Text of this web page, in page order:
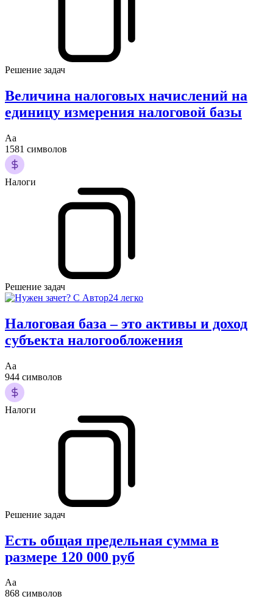
Решение задач
Величина налоговых начислений на
единицу измерения налоговой базы
Аа
1581 символов
Налоги
Решение задач
Налоговая база – это активы и доход
субъекта налогообложения
Аа
944 символов
Налоги
Решение задач
Есть общая предельная сумма в
размере 120 000 руб
Аа
868 символов